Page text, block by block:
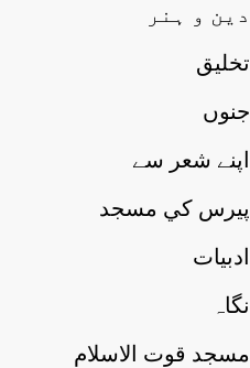
دين و ہنر
تخليق
جنوں
اپنے شعر سے
پيرس کي مسجد
ادبيات
نگاہ
مسجد قوت الاسلام